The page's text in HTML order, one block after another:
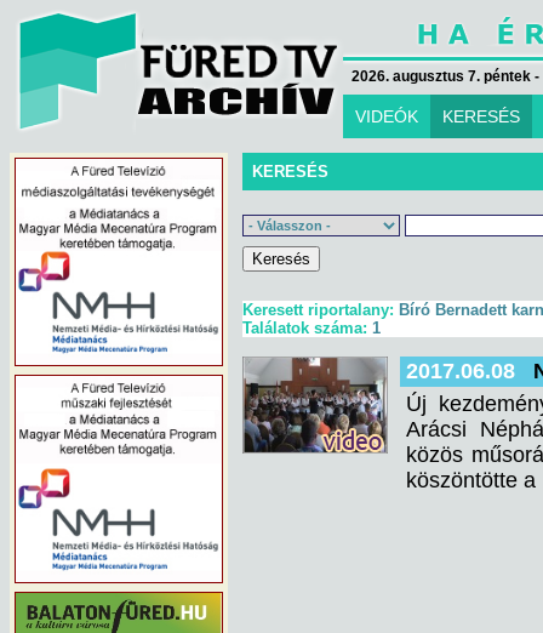
2026. augusztus 7. péntek
VIDEÓK KERESÉS
KERESÉS
Keresett riportalany: Bíró Bernadett
Találatok száma: 1
2017.06.08
Új
Arácsi
közös
köszöntötte